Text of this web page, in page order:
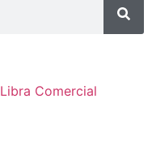
Libra Comercial